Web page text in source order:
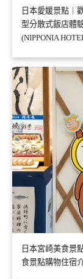
日本愛媛景點｜
型分散式飯店體
(NIPPONIA
日本宮崎美食景
食景點購物住宿